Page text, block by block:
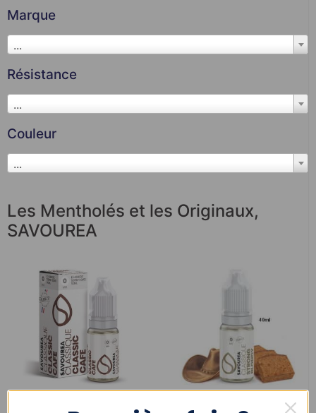
Marque
...
Résistance
...
Couleur
...
Les Mentholés et les Originaux,
SAVOUREA